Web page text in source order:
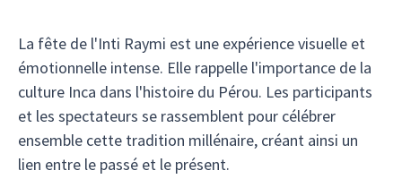
La fête de l'Inti Raymi est une expérience visuelle et
émotionnelle intense. Elle rappelle l'importance de la
culture Inca dans l'histoire du Pérou. Les participants
et les spectateurs se rassemblent pour célébrer
ensemble cette tradition millénaire, créant ainsi un
lien entre le passé et le présent.